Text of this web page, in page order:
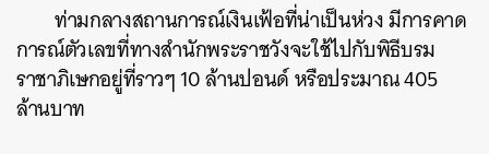
ท่ามกลางสถานการณ์เงินเฟ้อที่น่าเป็นห่วง มีการคาด
การณ์ตัวเลขที่ทางสำนักพระราชวังจะใช้ไปกับพิธีบรม
ราชาภิเษกอยู่ที่ราวๆ 10 ล้านปอนด์ หรือประมาณ 405
ล้านบาท